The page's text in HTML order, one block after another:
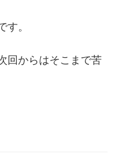
。
回からはそこまで苦